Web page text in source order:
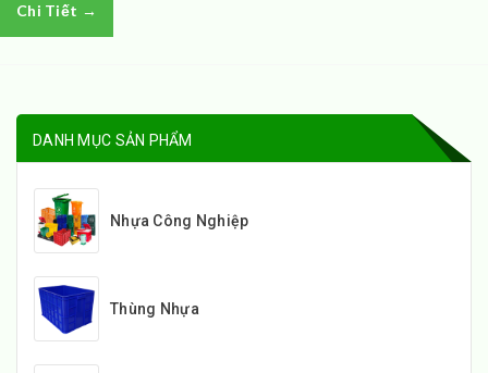
Chi Tiết →
DANH MỤC SẢN PHẨM
Nhựa Công Nghiệp
Thùng Nhựa